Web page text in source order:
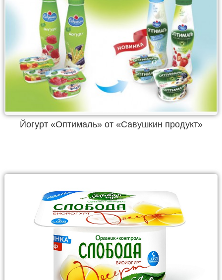
Йогурт «Оптималь» от «Савушкин продукт»